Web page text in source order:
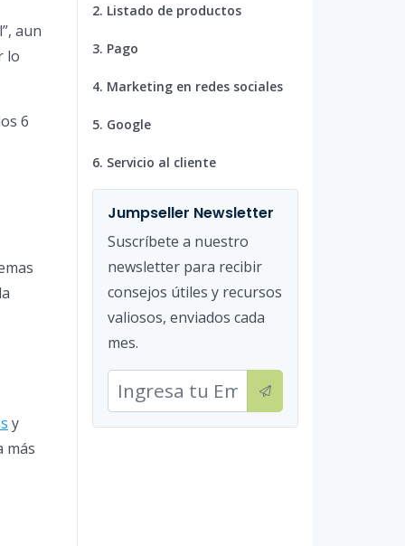
aun
lo
6
y
más
2. Listado de productos
3. Pago
4. Marketing en redes sociales
5. Google
6. Servicio al cliente
Jumpseller Newsletter
Suscríbete a nuestro
newsletter para recibir
consejos útiles y recursos
valiosos, enviados cada
mes.